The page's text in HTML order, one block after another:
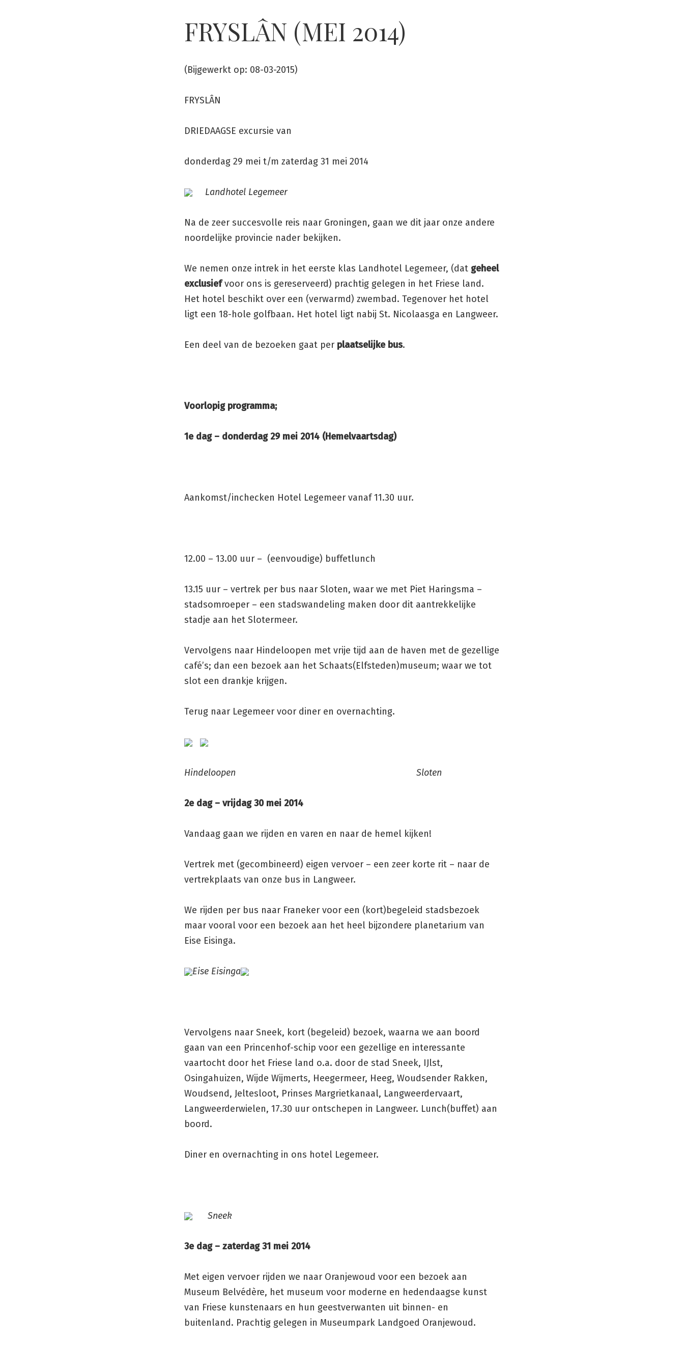
FRYSLÂN (MEI 2014)
(Bijgewerkt op: 08-03-2015)
FRYSLÂN
DRIEDAAGSE excursie van
donderdag 29 mei t/m zaterdag 31 mei 2014
Landhotel Legemeer
Na de zeer succesvolle reis naar Groningen, gaan we dit jaar onze andere
noordelijke provincie nader bekijken.
We nemen onze intrek in het eerste klas Landhotel Legemeer, (dat geheel
exclusiefvoor ons is gereserveerd) prachtig gelegen in het Friese land.
Het hotel beschikt over een (verwarmd) zwembad. Tegenover het hotel
ligt een 18-hole golfbaan. Het hotel ligt nabij St. Nicolaasga en Langweer.
Een deel van de bezoeken gaat per plaatselijke bus.
Voorlopig programma;
1e dag – donderdag 29 mei 2014 (Hemelvaartsdag)
Aankomst/inchecken Hotel Legemeer vanaf 11.30 uur.
12.00 – 13.00 uur – (eenvoudige) buffetlunch
13.15 uur – vertrek per bus naar Sloten, waar we met Piet Haringsma –
stadsomroeper – een stadswandeling maken door dit aantrekkelijke
stadje aan het Slotermeer.
Vervolgens naar Hindeloopen met vrije tijd aan de haven met de gezellige
café’s; dan een bezoek aan het Schaats(Elfsteden)museum; waar we tot
slot een drankje krijgen.
Terug naar Legemeer voor diner en overnachting.
Hindeloopen Sloten
2e dag – vrijdag 30 mei 2014
Vandaag gaan we rijden en varen en naar de hemel kijken!
Vertrek met (gecombineerd) eigen vervoer – een zeer korte rit – naar de
vertrekplaats van onze bus in Langweer.
We rijden per bus naar Franeker voor een (kort)begeleid stadsbezoek
maar vooral voor een bezoek aan het heel bijzondere planetarium van
Eise Eisinga.
Eise Eisinga
Vervolgens naar Sneek, kort (begeleid) bezoek, waarna we aan boord
gaan van een Princenhof-schip voor een gezellige en interessante
vaartocht door het Friese land o.a. door de stad Sneek, IJlst,
Osingahuizen, Wijde Wijmerts, Heegermeer, Heeg, Woudsender Rakken,
Woudsend, Jeltesloot, Prinses Margrietkanaal, Langweerdervaart,
Langweerderwielen, 17.30 uur ontschepen in Langweer. Lunch(buffet) aan
boord.
Diner en overnachting in ons hotel Legemeer.
Sneek
3e dag – zaterdag 31 mei 2014
Met eigen vervoer rijden we naar Oranjewoud voor een bezoek aan
Museum Belvédère, het museum voor moderne en hedendaagse kunst
van Friese kunstenaars en hun geestverwanten uit binnen- en
buitenland. Prachtig gelegen in Museumpark Landgoed Oranjewoud.